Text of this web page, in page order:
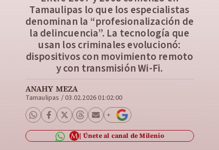
Tamaulipas lo que los especialistas
denominan la “profesionalización de
la delincuencia”. La tecnología que
usan los criminales evolucionó:
dispositivos con movimiento remoto
y con transmisión Wi-Fi.
ANAHY MEZA
Tamaulipas / 03.02.2026 01:02:00
Únete al canal de Milenio